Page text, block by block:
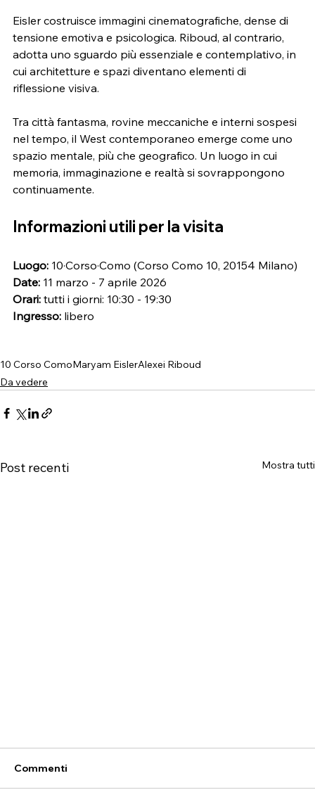
Eisler costruisce immagini cinematografiche, dense di
tensione emotiva e psicologica. Riboud, al contrario,
adotta uno sguardo più essenziale e contemplativo, in
cui architetture e spazi diventano elementi di
riflessione visiva.
Tra città fantasma, rovine meccaniche e interni sospesi
nel tempo, il West contemporaneo emerge come uno
spazio mentale, più che geografico. Un luogo in cui
memoria, immaginazione e realtà si sovrappongono
continuamente.
Informazioni utili per la visita
Luogo: 10·Corso·Como (Corso Como 10, 20154 Milano)
Date: 11 marzo - 7 aprile 2026
Orari: tutti i giorni: 10:30 - 19:30
Ingresso: libero
10 Corso ComoMaryam EislerAlexei Riboud
Da vedere
Post recenti Mostra tutti
Commenti